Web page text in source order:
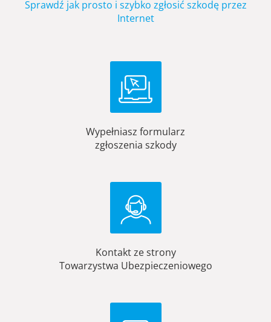
Sprawdź jak prosto i szybko zgłosić szkodę przez
Internet
Wypełniasz formularz
zgłoszenia szkody
Kontakt ze strony
Towarzystwa Ubezpieczeniowego